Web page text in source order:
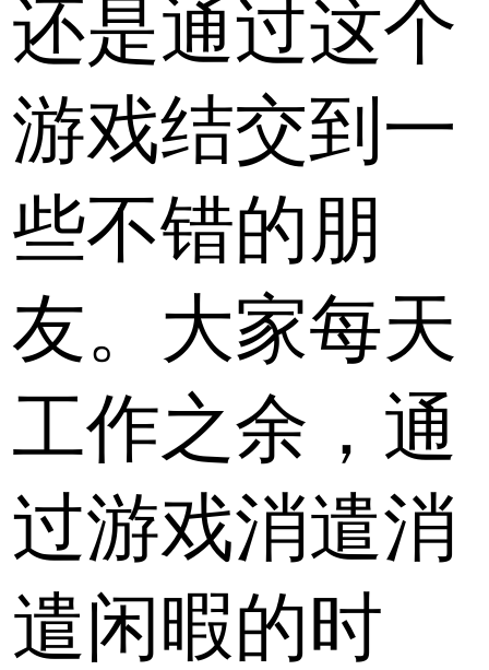
还是通过这个
游戏结交到一
些不错的朋
友。大家每天
工作之余，通
过游戏消遣消
遣闲暇的时